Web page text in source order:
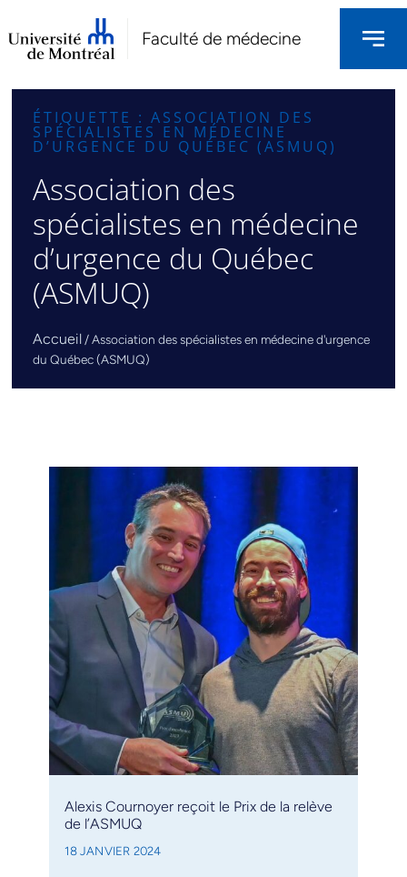
Faculté de médecine
ÉTIQUETTE : ASSOCIATION DES
SPÉCIALISTES EN MÉDECINE
D’URGENCE DU QUÉBEC (ASMUQ)
Association des
spécialistes en médecine
d’urgence du Québec
(ASMUQ)
Accueil /Association des spécialistes en médecine d'urgence
du Québec (ASMUQ)
Alexis Cournoyer reçoit le Prix de la relève
de l’ASMUQ
18 JANVIER 2024